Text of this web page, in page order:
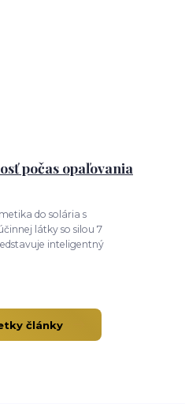
počas opaľovania
do solária s
látky so silou 7
inteligentný
články